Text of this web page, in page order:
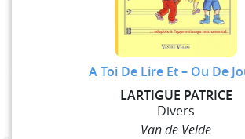
A Toi De Lire Et – Ou De
LARTIGUE PATRICE
Divers
Van de Velde